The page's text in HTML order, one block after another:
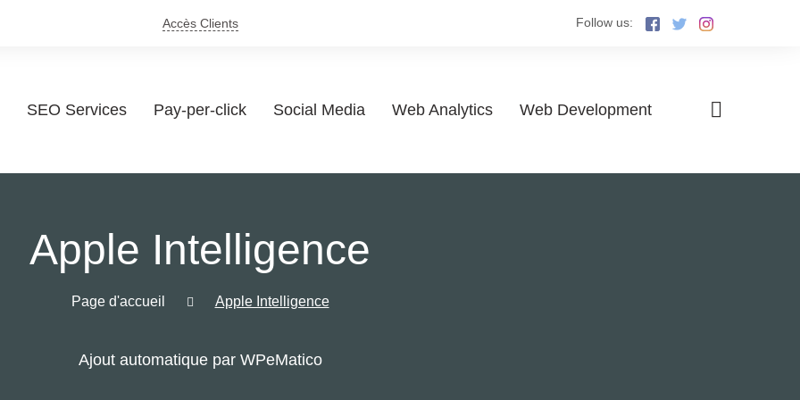
Accès Clients Follow us:
SEO Services Pay-per-click Social Media Web Analytics Web Development
Apple Intelligence
Page d'accueil Apple Intelligence
Ajout automatique par WPeMatico